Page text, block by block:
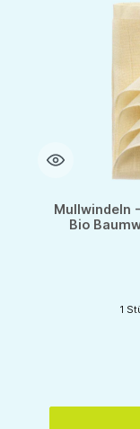
Mullwindeln
Bio
1